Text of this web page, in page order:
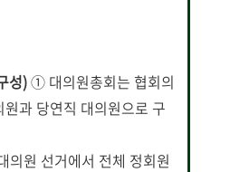
성)① 대의원총회는 협회의
과 당연직 대의원으로 구
원 선거에서 전체 정회원